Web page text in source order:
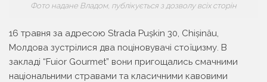
Фото надане Владом, публікується з дозволу всіх сторін
16 травня за адресою Stra­da Pușkin 30, Chișinău,
Молдова зустрілися два поціновувачі стоїцизму. В
закладі “Fuior Gourmet” вони пригощались смачними
національними стравами та класичними кавовими